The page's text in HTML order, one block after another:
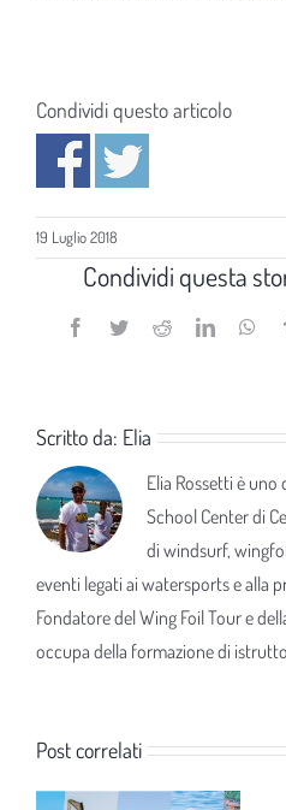
Condividi questo articolo
19 Luglio 2018
Condividi questa
Facebook
TwitterRedditLinkedIn
Scritto da: Elia
Elia Rossetti è
School Center di
di windsurf,
eventi legati ai watersports e alla
Fondatore del Wing Foil Tour e
occupa della formazione di
Post correlati